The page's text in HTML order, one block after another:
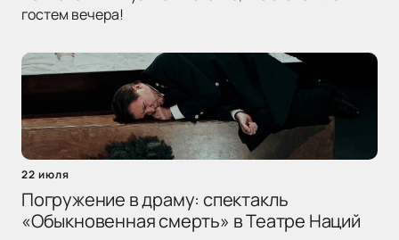
гостем вечера!
22 июля
Погружение в драму: спектакль
«Обыкновенная смерть» в Театре Наций